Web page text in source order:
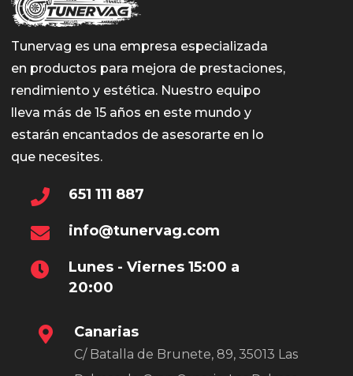
Tunervag es una empresa especializada
en productos para mejora de prestaciones,
rendimiento y estética. Nuestro equipo
lleva más de 15 años en este mundo y
estarán encantados de asesorarte en lo
que necesites.
651 111 887
info@tunervag.com
Lunes - Viernes 15:00 a
20:00
Canarias
C/ Batalla de Brunete, 89, 35013 Las